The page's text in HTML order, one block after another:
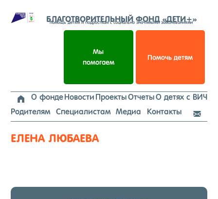
к
содержимому
БЛАГОТВОРИТЕЛЬНЫЙ ФОНД «ДЕТИ+»
помощь детям и подросткам с социально значимыми заболеваниями
Мы
помогаем
Помочь детям
 О фондеНовости ПроектыОтчетыО детях с ВИЧ
Родителям
Специалистам Медиа Контакты 
ЕЛЕНА ЛЮБАЕВА